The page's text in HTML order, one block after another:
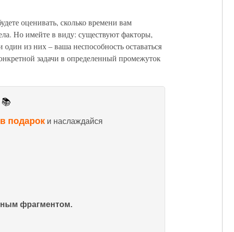
оценивать, сколько времени вам
Но имейте в виду: существуют факторы,
из них – ваша неспособность оставаться
задачи в определенный промежуток
подарок и наслаждайся
фрагментом.